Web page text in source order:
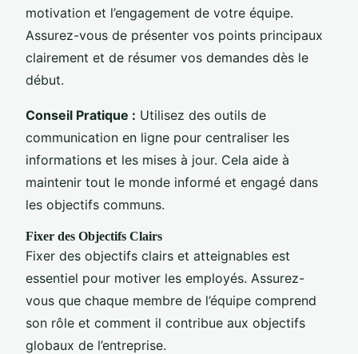
motivation et l’engagement de votre équipe.
Assurez-vous de présenter vos points principaux
clairement et de résumer vos demandes dès le
début.
Conseil Pratique : Utilisez des outils de
communication en ligne pour centraliser les
informations et les mises à jour. Cela aide à
maintenir tout le monde informé et engagé dans
les objectifs communs.
Fixer des Objectifs Clairs
Fixer des objectifs clairs et atteignables est
essentiel pour motiver les employés. Assurez-
vous que chaque membre de l’équipe comprend
son rôle et comment il contribue aux objectifs
globaux de l’entreprise.